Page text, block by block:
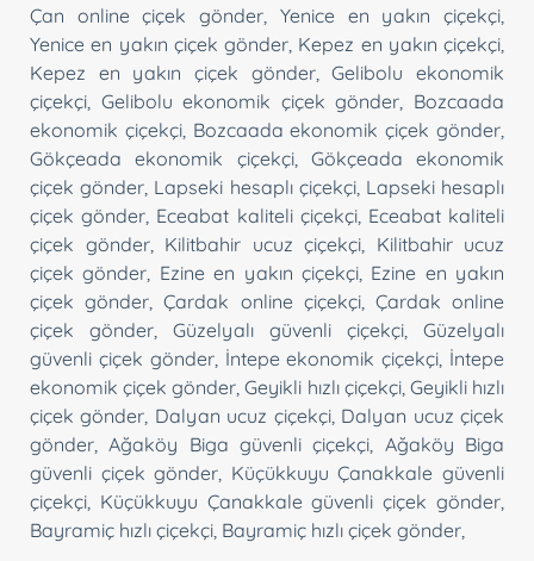
Çan online çiçek gönder
Yenice en yakın çiçekçi
Yenice en yakın çiçek gönder Kepez en yakın çiçekçi
Kepez en yakın çiçek gönder,Gelibolu ekonomik
çiçekçi Gelibolu ekonomik çiçek gönder
Bozcaada
ekonomik çiçekçi, Bozcaada ekonomik çiçek gönder
Gökçeada ekonomik çiçekçi, Gökçeada ekonomik
çiçek gönder Lapseki hesaplı çiçekçi, Lapseki hesaplı
çiçek gönder Eceabat kaliteli çiçekçi, Eceabat kaliteli
çiçek gönder, Kilitbahir ucuz çiçekçi
Kilitbahir ucuz
çiçek gönder Ezine en yakın çiçekçi, Ezine en yakın
çiçek gönder ,Çardak online çiçekçi, Çardak online
çiçek gönder
Güzelyalı güvenli çiçekçi
Güzelyalı
güvenli çiçek gönder, İntepe ekonomik çiçekçi İntepe
ekonomik çiçek gönder ,Geyikli hızlı çiçekçi, Geyikli hızlı
çiçek gönder Dalyan ucuz çiçekçi, Dalyan ucuz çiçek
gönder ,Ağaköy Biga güvenli çiçekçi
Ağaköy Biga
güvenli çiçek gönder Küçükkuyu Çanakkale güvenli
çiçekçi Küçükkuyu Çanakkale güvenli çiçek gönder
Bayramiç hızlı çiçekçi Bayramiç hızlı çiçek gönder